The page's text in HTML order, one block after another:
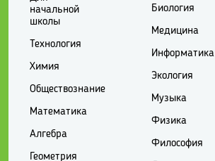
начальной
школы
Технология
Химия
Обществознание
Математика
Алгебра
Геометрия
Биология
Медицина
Информатика
Экология
Музыка
Физика
Философия